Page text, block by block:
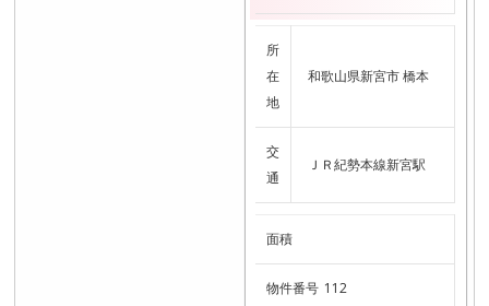
所
在
地
和歌山県新宮市 橋本
交
通
ＪＲ紀勢本線新宮駅
面積
物件番号 112